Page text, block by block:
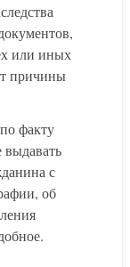
или иных
причины
факту
с
об